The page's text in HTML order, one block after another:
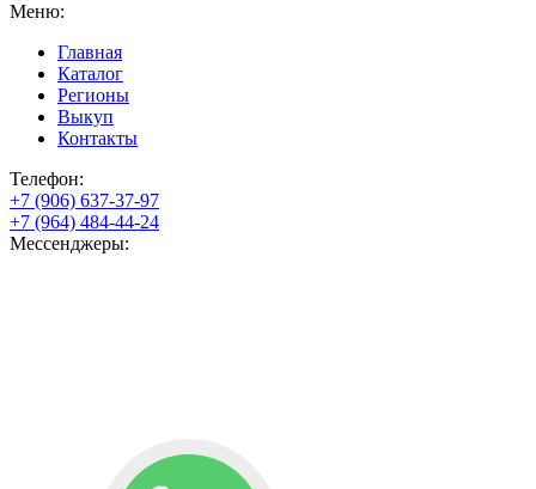
Меню:
Главная
Каталог
Регионы
Выкуп
Контакты
Телефон:
+7 (906) 637-37-97
+7 (964) 484-44-24
Мессенджеры: